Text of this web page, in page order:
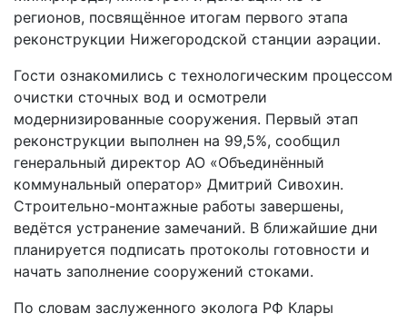
регионов, посвящённое итогам первого этапа
реконструкции Нижегородской станции аэрации.
Гости ознакомились с технологическим процессом
очистки сточных вод и осмотрели
модернизированные сооружения. Первый этап
реконструкции выполнен на 99,5%, сообщил
генеральный директор АО «Объединённый
коммунальный оператор» Дмитрий Сивохин.
Строительно-монтажные работы завершены,
ведётся устранение замечаний. В ближайшие дни
планируется подписать протоколы готовности и
начать заполнение сооружений стоками.
По словам заслуженного эколога РФ Клары